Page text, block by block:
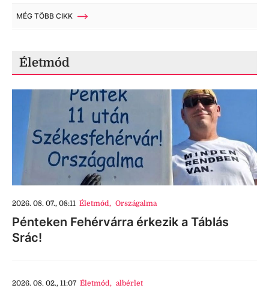
MÉG TÖBB CIKK
Életmód
2026. 08. 07., 08:11 Életmód, Országalma
Pénteken Fehérvárra érkezik a Táblás
Srác!
2026. 08. 02., 11:07 Életmód, albérlet